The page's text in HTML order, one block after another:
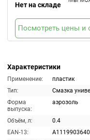
Характеристики
Применение:
пластик
Тип:
Смазка
Форма
выпуска:
аэрозоль
Объём, л:
0.4
EAN-13:
A1119903640
Нет на складе
Посмотреть цены и